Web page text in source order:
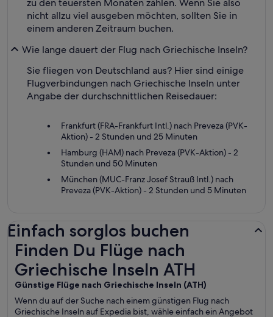
zu den teuersten Monaten zählen. Wenn Sie also
nicht allzu viel ausgeben möchten, sollten Sie in
einem anderen Zeitraum buchen.
Wie lange dauert der Flug nach Griechische Inseln?
Sie fliegen von Deutschland aus? Hier sind einige
Flugverbindungen nach Griechische Inseln unter
Angabe der durchschnittlichen Reisedauer:
Frankfurt (FRA-Frankfurt Intl.) nach Preveza (PVK-
Aktion) - 2 Stunden und 25 Minuten
Hamburg (HAM) nach Preveza (PVK-Aktion) - 2
Stunden und 50 Minuten
München (MUC-Franz Josef Strauß Intl.) nach
Preveza (PVK-Aktion) - 2 Stunden und 5 Minuten
Einfach sorglos buchen
Finden Du Flüge nach
Griechische Inseln ATH
Günstige Flüge nach Griechische Inseln (ATH)
Wenn du auf der Suche nach einem günstigen Flug nach
Griechische Inseln auf Expedia bist, wähle einfach ein Angebot
Finden Du Flüge nach Griechische Inseln ATH